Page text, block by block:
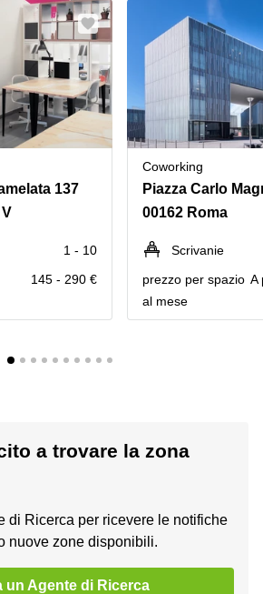
137
1 - 10
145 - 290 €
Coworking
00162 Roma
Scrivanie
prezzo per spazio
al mese
A
a trovare la zona
di Ricerca per ricevere le notifiche
nuove zone disponibili.
un Agente di Ricerca